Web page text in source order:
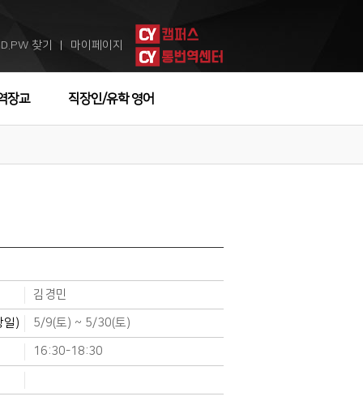
ID.PW 찾기 마이페이지
장교 직장인/유학 영어
김경민
일) 5/9(토) ~ 5/30(토)
16:30-18:30